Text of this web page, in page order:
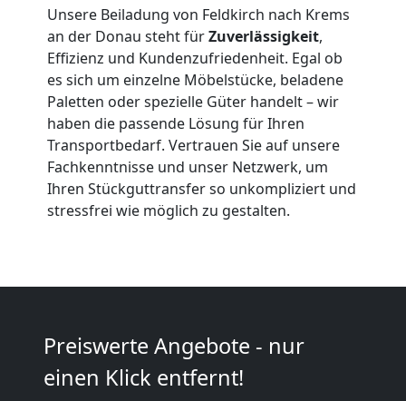
Unsere Beiladung von Feldkirch nach Krems
an der Donau steht fürZuverlässigkeit,
Effizienz und Kundenzufriedenheit. Egal ob
es sich um einzelne Möbelstücke, beladene
Paletten oder spezielle Güter handelt – wir
haben die passende Lösung für Ihren
Transportbedarf. Vertrauen Sie auf unsere
Fachkenntnisse und unser Netzwerk, um
Ihren Stückguttransfer so unkompliziert und
stressfrei wie möglich zu gestalten.
Preiswerte Angebote - nur
einen Klick entfernt!
Feldkirch
Vereinsumzug
Feldkirch
Anfrage
Möbeltransport